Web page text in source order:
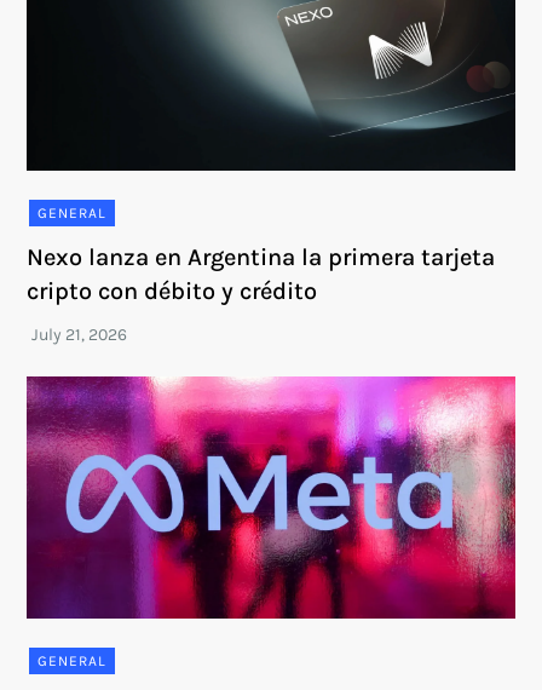
GENERAL
Nexo lanza en Argentina la primera tarjeta
cripto con débito y crédito
GENERAL